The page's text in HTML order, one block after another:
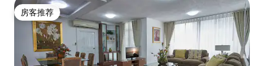
房客推荐
房客推荐